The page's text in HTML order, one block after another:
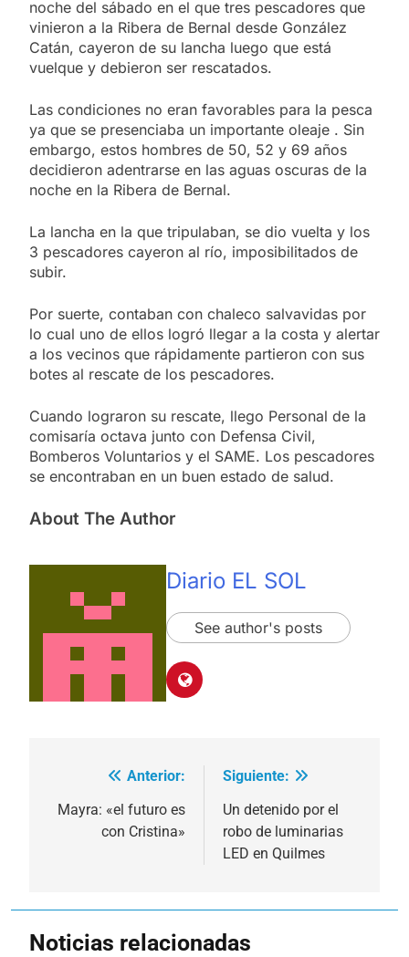
noche del sábado en el que tres pescadores que
vinieron a la Ribera de Bernal desde González
Catán, cayeron de su lancha luego que está
vuelque y debieron ser rescatados.
Las condiciones no eran favorables para la pesca
ya que se presenciaba un importante oleaje . Sin
embargo, estos hombres de 50, 52 y 69 años
decidieron adentrarse en las aguas oscuras de la
noche en la Ribera de Bernal.
La lancha en la que tripulaban, se dio vuelta y los
3 pescadores cayeron al río, imposibilitados de
subir.
Por suerte, contaban con chaleco salvavidas por
lo cual uno de ellos logró llegar a la costa y alertar
a los vecinos que rápidamente partieron con sus
botes al rescate de los pescadores.
Cuando lograron su rescate, llego Personal de la
comisaría octava junto con Defensa Civil,
Bomberos Voluntarios y el SAME. Los pescadores
se encontraban en un buen estado de salud.
About The Author
Diario EL SOL
See author's posts
Navegación
de
Anterior:
Mayra: «el futuro es
con Cristina»
Siguiente:
Un detenido por el
robo de luminarias
LED en Quilmes
Noticias relacionadas